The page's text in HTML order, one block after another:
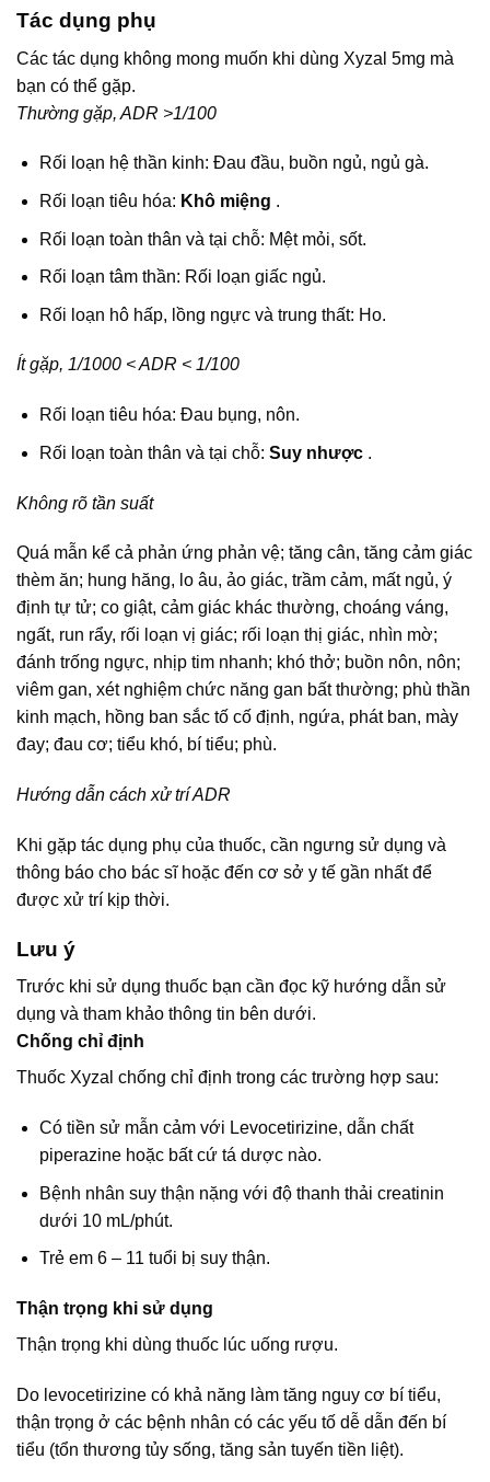
Tác dụng phụ
Các tác dụng không mong muốn khi dùng Xyzal 5mg mà
bạn có thể gặp.
Thường gặp, ADR >1/100
Rối loạn hệ thần kinh: Đau đầu, buồn ngủ, ngủ gà.
Rối loạn tiêu hóa: Khô miệng .
Rối loạn toàn thân và tại chỗ: Mệt mỏi, sốt.
Rối loạn tâm thần: Rối loạn giấc ngủ.
Rối loạn hô hấp, lồng ngực và trung thất: Ho.
Ít gặp, 1/1000 < ADR < 1/100
Rối loạn tiêu hóa: Đau bụng, nôn.
Rối loạn toàn thân và tại chỗ: Suy nhược .
Không rõ tần suất
Quá mẫn kể cả phản ứng phản vệ; tăng cân, tăng cảm giác
thèm ăn; hung hăng, lo âu, ảo giác, trầm cảm, mất ngủ, ý
định tự tử; co giật, cảm giác khác thường, choáng váng,
ngất, run rẩy, rối loạn vị giác; rối loạn thị giác, nhìn mờ;
đánh trống ngực, nhịp tim nhanh; khó thở; buồn nôn, nôn;
viêm gan, xét nghiệm chức năng gan bất thường; phù thần
kinh mạch, hồng ban sắc tố cố định, ngứa, phát ban, mày
đay; đau cơ; tiểu khó, bí tiểu; phù.
Hướng dẫn cách xử trí ADR
Khi gặp tác dụng phụ của thuốc, cần ngưng sử dụng và
thông báo cho bác sĩ hoặc đến cơ sở y tế gần nhất để
được xử trí kịp thời.
Lưu ý
Trước khi sử dụng thuốc bạn cần đọc kỹ hướng dẫn sử
dụng và tham khảo thông tin bên dưới.
Chống chỉ định
Thuốc Xyzal chống chỉ định trong các trường hợp sau:
Có tiền sử mẫn cảm với Levocetirizine, dẫn chất
piperazine hoặc bất cứ tá dược nào.
Bệnh nhân suy thận nặng với độ thanh thải creatinin
dưới 10 mL/phút.
Trẻ em 6 – 11 tuổi bị suy thận.
Thận trọng khi sử dụng
Thận trọng khi dùng thuốc lúc uống rượu.
Do levocetirizine có khả năng làm tăng nguy cơ bí tiểu,
thận trọng ở các bệnh nhân có các yếu tố dễ dẫn đến bí
tiểu (tổn thương tủy sống, tăng sản tuyến tiền liệt).